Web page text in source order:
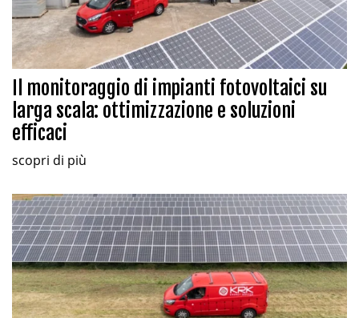
Il monitoraggio di impianti fotovoltaici su
larga scala: ottimizzazione e soluzioni
efficaci
scopri di più